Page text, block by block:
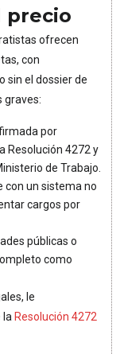
precio
ofrecen
con
sin el dossier de
graves:
por
Resolución 4272 y
de Trabajo.
con un sistema no
cargos por
públicas o
como
le
la Resolución 4272